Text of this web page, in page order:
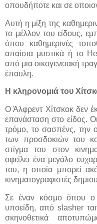
οπουδήποτε και σε
Αυτή η μίξη της
το μέλλον του είδους,
όπου καθημερινές
απαίσια μυστικά ή το
από μια οικογενειακή
έπαυλη.
Η κληρονομιά του
Ο Άλφρεντ Χίτσκοκ δεν
επανάσταση στο είδος.
τρόμο, το σασπένς, την
των προσδοκιών του
στίγμα του στον
οφείλει ένα μεγάλο
του, η οποία μπορεί
κινηματογραφιστές
Σε έναν κόσμο όπου ο
υποείδη, από slasher
σκηνοθετικά